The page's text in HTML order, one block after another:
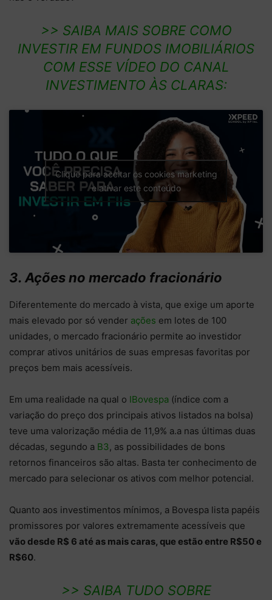
>> SAIBA MAIS SOBRE COMO
INVESTIR EM FUNDOS IMOBILIÁRIOS
COM ESSE VÍDEO DO CANAL
INVESTIMENTO ÀS CLARAS:
Clique para aceitar os cookies marketing
e ativar este conteúdo
3. Ações no mercado fracionário
Diferentemente do mercado à vista, que exige um aporte
mais elevado por só vender ações em lotes de 100
unidades, o mercado fracionário permite ao investidor
comprar ativos unitários de suas empresas favoritas por
preços bem mais acessíveis.
Em uma realidade na qual o IBovespa (índice com a
variação do preço dos principais ativos listados na bolsa)
teve uma valorização média de 11,9% a.a nas últimas duas
décadas, segundo a B3, as possibilidades de bons
retornos financeiros são altas. Basta ter conhecimento de
mercado para selecionar os ativos com melhor potencial.
Quanto aos investimentos mínimos, a Bovespa lista papéis
promissores por valores extremamente acessíveis que
vão desde R$ 6 até as mais caras, que estão entre R$50 e
R$60.
>> SAIBA TUDO SOBRE